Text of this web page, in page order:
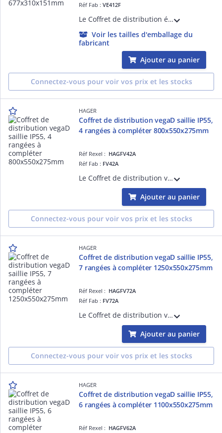
Réf Fab :VE412F
Le Coffret de distribution étanche vector Hager, avec ses 4 rangées de 12 modules, est idéal pour les installations en saillie, IP55 ou IP65. Ce coffret offre une solution fiable et durable pour la distribution électrique.
Voir les tailles d'emballage du
fabricant
Ajouter au panier
Connectez-vous pour voir vos prix et les stocks
HAGER
Coffret de distribution vegaD saillie IP55,
4 rangées à compléter 800x550x275mm
Réf Rexel : HAGFV42A
Réf Fab : FV42A
Le Coffret de distribution vegaD à compléter, avec ses 4 rangées à compléter, est idéal pour les installations résidentielles ou tertiaires. Pour des installations saillie nécessitant un IP55.
Ajouter au panier
Connectez-vous pour voir vos prix et les stocks
HAGER
Coffret de distribution vegaD saillie IP55,
7 rangées à compléter 1250x550x275mm
Réf Rexel : HAGFV72A
Réf Fab : FV72A
Le Coffret de distribution vegaD à compléter, avec ses 7 rangées à compléter, est idéal pour les installations résidentielles ou tertiaires. Pour des installations saillie nécessitant un IP55.
Ajouter au panier
Connectez-vous pour voir vos prix et les stocks
HAGER
Coffret de distribution vegaD saillie IP55,
6 rangées à compléter 1100x550x275mm
Réf Rexel : HAGFV62A